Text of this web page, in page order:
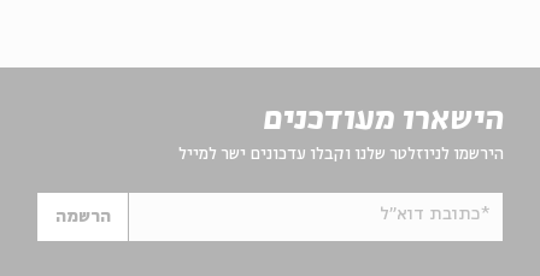
הישארו מעודכנים
הירשמו לניוזלטר שלנו וקבלו עדכונים ישר למייל
*כתובת דוא"ל הרשמה